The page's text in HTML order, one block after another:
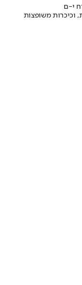
י-ם
וכיכרות משופצות